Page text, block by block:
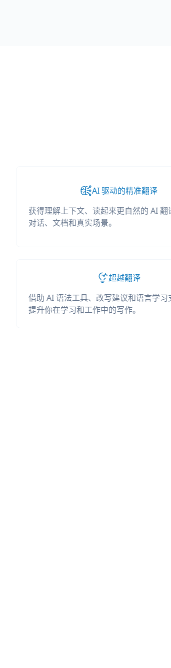
AI 驱动的精准翻译
获得理解上下文、读起来更自然的 AI 翻
对话、文档和真实场景。
超越翻译
借助 AI 语法工具、改写建议和语言学习
提升你在学习和工作中的写作。